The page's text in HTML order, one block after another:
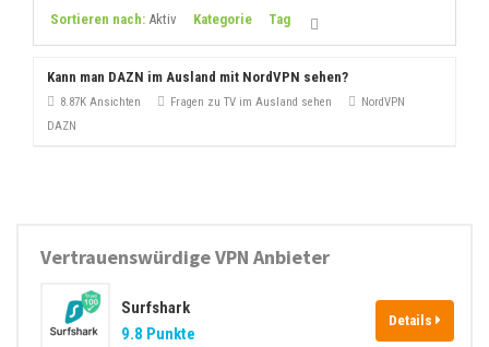
Sortieren nach: Aktiv Kategorie Tag
Kann man DAZN im Ausland mit NordVPN sehen?
8.87K Ansichten Fragen zu TV im Ausland sehen
NordVPN
DAZN
Vertrauenswürdige VPN Anbieter
Surfshark
9.8 Punkte
Details